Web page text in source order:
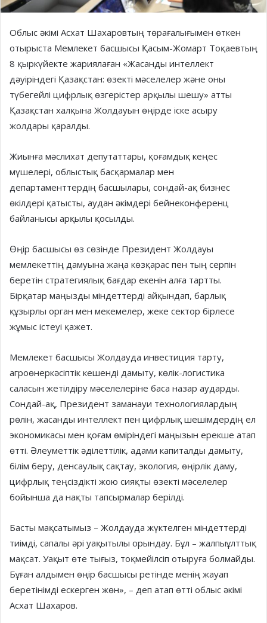
Облыс әкімі Асхат Шахаровтың төрағалығымен өткен
отырыста Мемлекет басшысы Қасым-Жомарт Тоқаевтың
8 қыркүйекте жариялаған «Жасанды интеллект
дәуіріндегі Қазақстан: өзекті мәселелер және оны
түбегейлі цифрлық өзгерістер арқылы шешу» атты
Қазақстан халқына Жолдауын өңірде іске асыру
жолдары қаралды.
Жиынға мәслихат депутаттары, қоғамдық кеңес
мүшелері, облыстық басқармалар мен
департаменттердің басшылары, сондай-ақ бизнес
өкілдері қатысты, аудан әкімдері бейнеконференц
байланысы арқылы қосылды.
Өңір басшысы өз сөзінде Президент Жолдауы
мемлекеттің дамуына жаңа көзқарас пен тың серпін
беретін стратегиялық бағдар екенін алға тартты.
Бірқатар маңызды міндеттерді айқындап, барлық
құзырлы орган мен мекемелер, жеке сектор бірлесе
жұмыс істеуі қажет.
Мемлекет басшысы Жолдауда инвестиция тарту,
агроөнеркәсіптік кешенді дамыту, көлік-логистика
саласын жетілдіру мәселелеріне баса назар аударды.
Сондай-ақ, Президент заманауи технологиялардың
рөлін, жасанды интеллект пен цифрлық шешімдердің ел
экономикасы мен қоғам өміріндегі маңызын ерекше атап
өтті. Әлеуметтік әділеттілік, адами капиталды дамыту,
білім беру, денсаулық сақтау, экология, өңірлік даму,
цифрлық теңсіздікті жою сияқты өзекті мәселелер
бойынша да нақты тапсырмалар берілді.
Басты мақсатымыз – Жолдауда жүктелген міндеттерді
тиімді, сапалы әрі уақытылы орындау. Бұл – жалпыұлттық
мақсат. Уақыт өте тығыз, тоқмейілсіп отыруға болмайды.
Бұған алдымен өңір басшысы ретінде менің жауап
беретінімді ескерген жөн», – деп атап өтті облыс әкімі
Асхат Шахаров.